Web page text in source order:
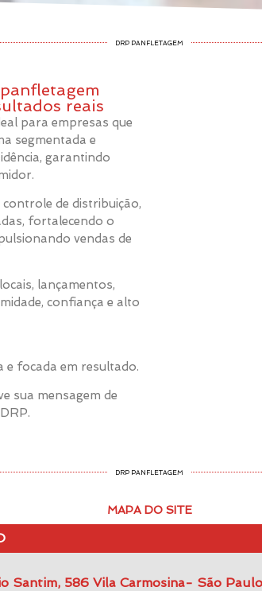
DRP PANFLETAGEM
reais
para empresas que
segmentada e
garantindo
de distribuição,
fortalecendo o
vendas de
lançamentos,
confiança e alto
e focada em resultado.
sua mensagem de
DRP PANFLETAGEM
MAPA DO SITE
Santim, 586 Vila Carmosina- São